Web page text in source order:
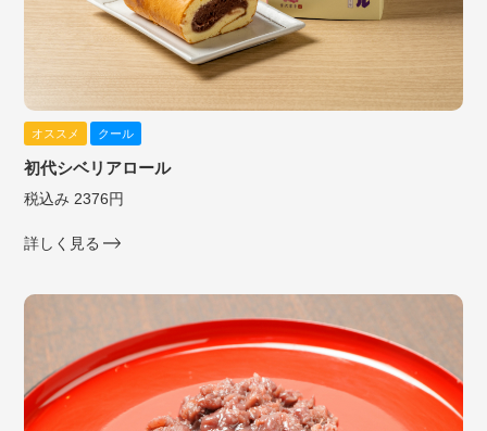
オススメ クール
初代シベリアロール
税込み 2376円
詳しく見る